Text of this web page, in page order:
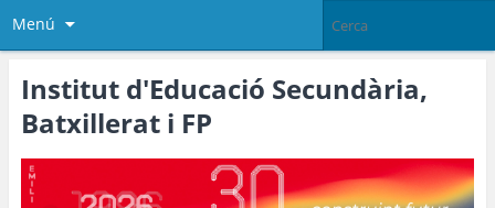
Menú
Institut d'Educació Secundària,
Batxillerat i FP